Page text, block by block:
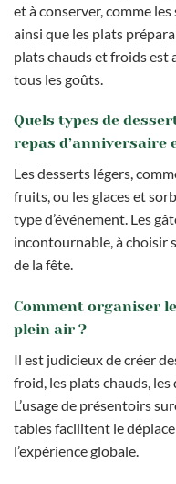
et à conserver, comme
ainsi que les plats
plats chauds et froids
tous les goûts.
Quels types de
repas d’anniversaire
Les desserts légers,
fruits, ou les glaces et
type d’événement. Les
incontournable, à choisir
de la fête.
Comment organiser
plein air ?
Il est judicieux de créer
froid, les plats chauds,
L’usage de présentoirs
tables facilitent le
l’expérience globale.